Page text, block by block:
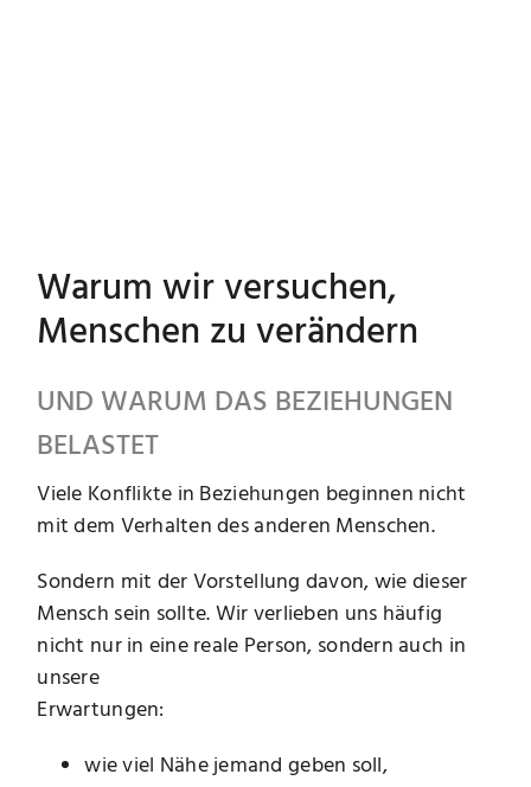
Warum wir versuchen,
Menschen zu verändern
UND WARUM DAS BEZIEHUNGEN
BELASTET
Viele Konflikte in Beziehungen beginnen nicht
mit dem Verhalten des anderen Menschen.
Sondern mit der Vorstellung davon, wie dieser
Mensch sein sollte. Wir verlieben uns häufig
nicht nur in eine reale Person, sondern auch in
unsere
Erwartungen:
wie viel Nähe jemand geben soll,